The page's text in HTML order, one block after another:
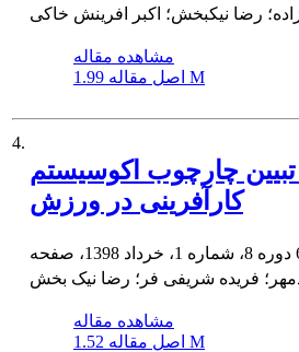
رضا نیکبخش؛ اکبر افرینش خاکی
مشاهده مقاله
اصل مقاله 1.99 M
4.
چارچوب اکوسیستم
کارآفرینی در ورزش
فریده شریفی فر؛ رضا نیک بخش
مشاهده مقاله
اصل مقاله 1.52 M